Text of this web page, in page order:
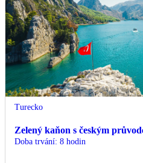
Turecko
Zelený kaňon s českým
Doba trvání: 8 hodin